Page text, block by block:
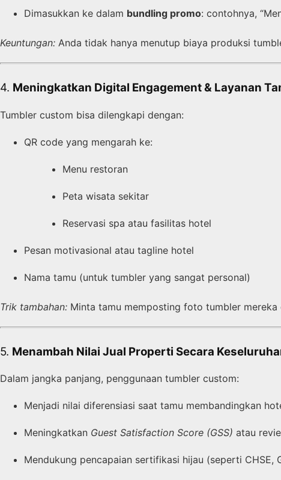
Dimasukkan ke dalam bundling promo: contohnya,
Keuntungan: Anda tidak hanya menutup biaya produksi
4. Meningkatkan Digital Engagement & Layanan
Tumbler custom bisa dilengkapi dengan:
QR code yang mengarah ke:
Menu restoran
Peta wisata sekitar
Reservasi spa atau fasilitas hotel
Pesan motivasional atau tagline hotel
Nama tamu (untuk tumbler yang sangat personal)
Trik tambahan: Minta tamu memposting foto tumbler
5. Menambah Nilai Jual Properti Secara
Dalam jangka panjang, penggunaan tumbler custom:
Menjadi nilai diferensiasi saat tamu membandingkan
Meningkatkan Guest Satisfaction Score (GSS) atau
Mendukung pencapaian sertifikasi hijau (seperti CHSE,